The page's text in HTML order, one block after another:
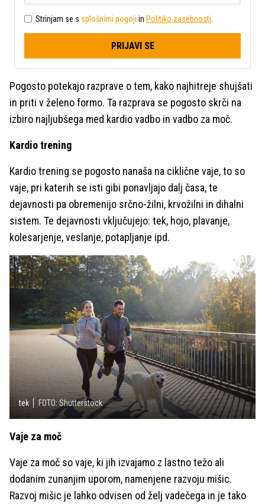
Strinjam se s splošnimi pogoji in Politiko zasebnosti
PRIJAVI SE
Pogosto potekajo razprave o tem, kako najhitreje shujšati
in priti v želeno formo. Ta razprava se pogosto skrči na
izbiro najljubšega med kardio vadbo in vadbo za moč.
Kardio trening
Kardio trening se pogosto nanaša na ciklične vaje, to so
vaje, pri katerih se isti gibi ponavljajo dalj časa, te
dejavnosti pa obremenijo srčno-žilni, krvožilni in dihalni
sistem. Te dejavnosti vključujejo: tek, hojo, plavanje,
kolesarjenje, veslanje, potapljanje ipd.
tek FOTO: Shutterstock
Vaje za moč
Vaje za moč so vaje, ki jih izvajamo z lastno težo ali
dodanim zunanjim uporom, namenjene razvoju mišic.
Razvoj mišic je lahko odvisen od želj vadečega in je tako